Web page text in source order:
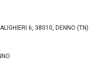
6, 38010, DENNO (TN)